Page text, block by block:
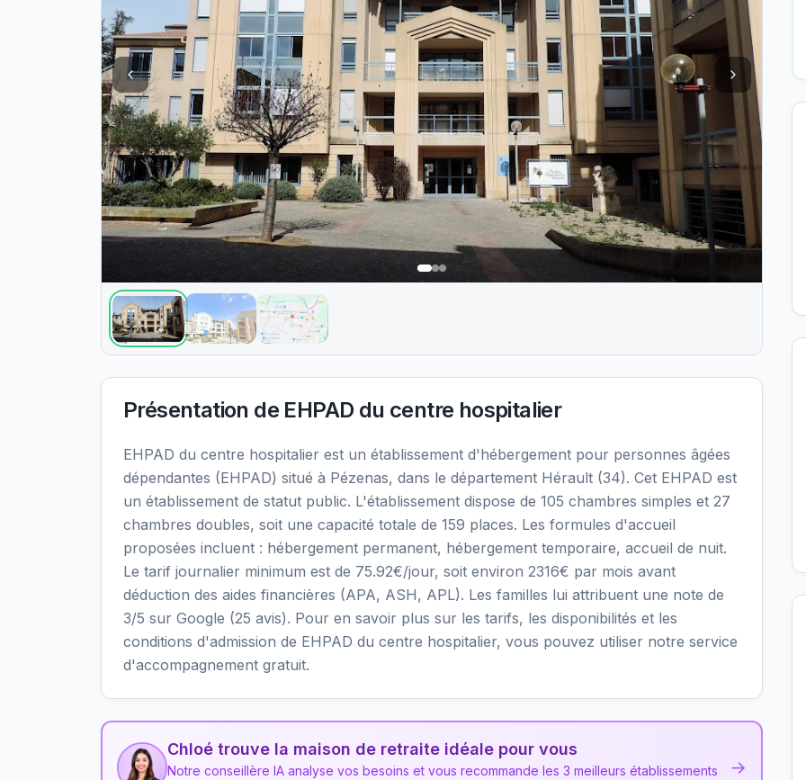
Présentation de EHPAD du centre hospitalier
EHPAD du centre hospitalier est un établissement d'hébergement pour personnes âgées
dépendantes (EHPAD) situé à Pézenas, dans le département Hérault (34). Cet EHPAD est
un établissement de statut public. L'établissement dispose de 105 chambres simples et 27
chambres doubles, soit une capacité totale de 159 places. Les formules d'accueil
proposées incluent : hébergement permanent, hébergement temporaire, accueil de nuit.
Le tarif journalier minimum est de 75.92€/jour, soit environ 2316€ par mois avant
déduction des aides financières (APA, ASH, APL). Les familles lui attribuent une note de
3/5 sur Google (25 avis). Pour en savoir plus sur les tarifs, les disponibilités et les
conditions d'admission de EHPAD du centre hospitalier, vous pouvez utiliser notre service
d'accompagnement gratuit.
Chloé trouve la maison de retraite idéale pour vous
Notre conseillère IA analyse vos besoins et vous recommande les 3 meilleurs établissements
→